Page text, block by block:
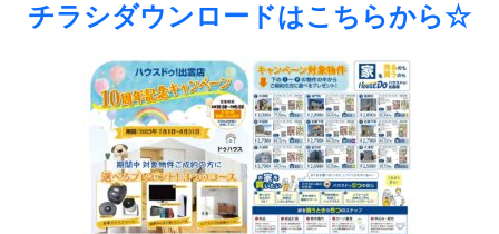
チラシダウンロードはこちらから☆